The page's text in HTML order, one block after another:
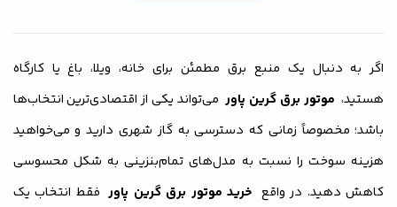
اگر به دنبال یک منبع برق مطمئن برای خانه، ویلا، باغ یا کارگاه
هستید، موتور برق گرین پاور می‌تواند یکی از اقتصادی‌ترین انتخاب‌ها
باشد؛ مخصوصاً زمانی که دسترسی به گاز شهری دارید و می‌خواهید
هزینه سوخت را نسبت به مدل‌های تمام‌بنزینی به شکل محسوسی
کاهش دهید. در واقع خرید موتور برق گرین پاور فقط انتخاب یک